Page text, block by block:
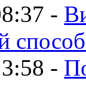
-
-